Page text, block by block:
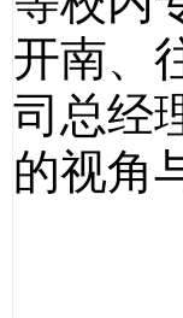
开南、
司总经
的视角